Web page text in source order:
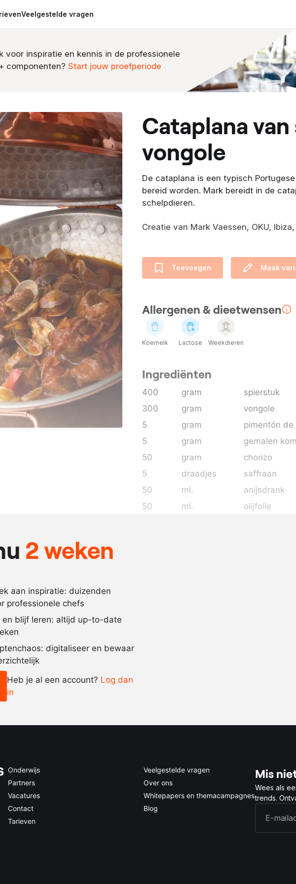
Veelgestelde vragen
voor inspiratie en kennis in de professionele
componenten? Start jouw proefperiode
cataplana van spierstuk en
vongole
De cataplana is een typisch
bereid worden. Mark bereidt in de
schelpdieren.
Creatie van Mark Vaessen, OKU,
Toevoegen Maak
Allergenen & dieetwensen
Koemelk Lactose Weekdieren
Ingrediënten
400 gram
spierstuk
300
gram
vongole
5
gram
pimentón de
5
gram
gemalen
50
gram
chorizo
5
draadjes
saffraan
50
ml.
anijsdrank
50
ml.
olijfolie
2 weken
aan inspiratie: duizenden
professionele chefs
en blijf leren: altijd up-to-date
digitaliseer en bewaar
Heb je al een account? Log dan
in
Onderwijs
Partners
Vacatures
Contact
Tarieven
Veelgestelde vragen
Over ons
Whitepapers en themacampagnes
Blog
Mis
Wees als
trends.